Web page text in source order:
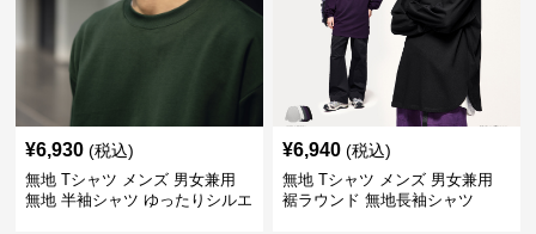
¥6,930 (税込)
無地 Tシャツ メンズ 男女兼用
無地 半袖シャツ ゆったりシルエ
¥6,940 (税込)
無地 Tシャツ メンズ 男女兼用
裾ラウンド 無地長袖シャツ